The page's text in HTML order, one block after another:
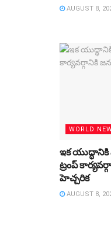
AUGUST 8,
WORLD
ఇక యుద్ధానికి
ట్రంప్‌
హెచ్చరిక
AUGUST 8,